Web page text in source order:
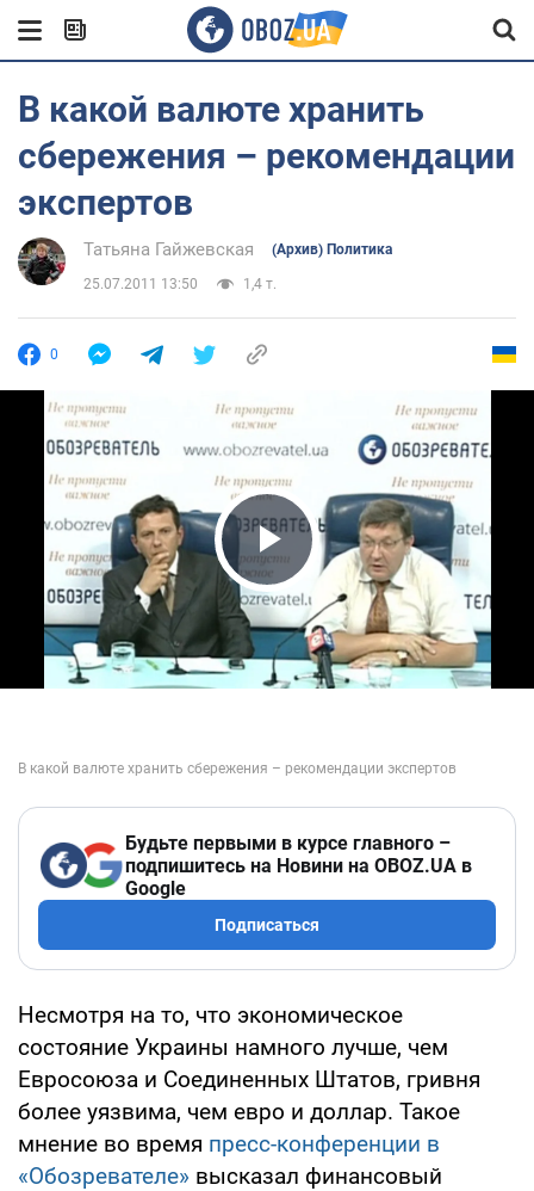
В какой валюте хранить
сбережения – рекомендации
экспертов
Татьяна Гайжевская (Архив) Политика
25.07.2011 13:50 1,4 т.
0
Play Video
Будьте первыми в курсе главного –
подпишитесь на Новини на OBOZ.UA в
Google
Подписаться
Несмотря на то, что экономическое
состояние Украины намного лучше, чем
Евросоюза и Соединенных Штатов, гривня
более уязвима, чем евро и доллар. Такое
мнение во время пресс-конференции в
«Обозревателе» высказал финансовый